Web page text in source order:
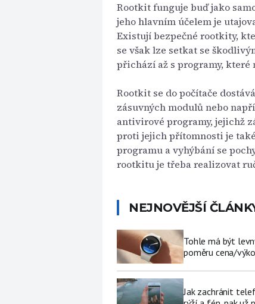
Rootkit funguje buď jako
jeho hlavním účelem je
Existují bezpečné rootkity,
se však lze setkat se
přichází až s programy,
Rootkit se do počítače
zásuvných modulů nebo
antivirové programy, jejichž
proti jejich přítomnosti je
programu a vyhýbání se
rootkitu je třeba realizovat
NEJNOVĚJŠÍ
Tohle má být
poměru cena/
Jak zachránit